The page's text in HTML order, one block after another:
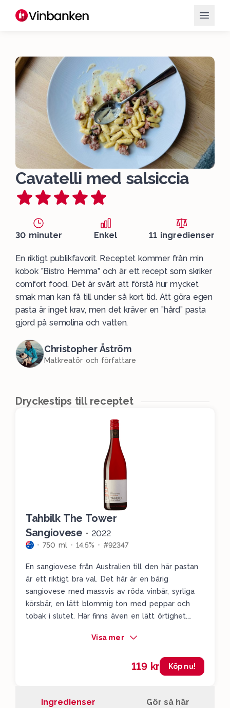
Cavatelli med salsiccia
30 minuter Enkel 11 ingredienser
En riktigt publikfavorit. Receptet kommer från min
kobok ”Bistro Hemma” och är ett recept som skriker
comfort food. Det är svårt att förstå hur mycket
smak man kan få till under så kort tid. Att göra egen
pasta är inget krav, men det kräver en ”hård” pasta
gjord på semolina och vatten.
Christopher Åström
Matkreatör och författare
Dryckestips till receptet
Tahbilk The Tower
Sangiovese • 2022
750 ml 14.5% #92347
En sangiovese från Australien till den här pastan
är ett riktigt bra val. Det här är en bärig
sangiovese med massvis av röda vinbär, syrliga
körsbär, en lätt blommig ton med peppar och
tobak i slutet. Här finns även en lätt örtighet.
kommer du känna hur syrligheten och örtigheten
Visa mer
119 kr Köp nu!
Ingredienser Gör så här